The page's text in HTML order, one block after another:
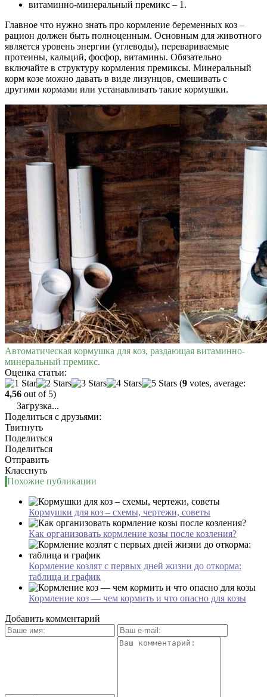
витаминно-минеральный премикс – 1.
Главное что нужно знать про кормление беременных коз –
рацион должен быть полноценным. Основным для животного
является уровень энергии (углеводы), перевариваемые
протеины, кальций, фосфор, витамины. Обязательно
включайте в структуру кормления премиксы. Минеральный
корм козе можно давать в виде лизунцов, смешивать с
другими кормами или устанавливать такие кормушки.
Автоматическая кормушка для коз, раздающая витаминно-
минеральный премикс.
Оценка статьи:
(9 votes, average:
4,56 out of 5)
Загрузка...
Поделиться с друзьями:
Твитнуть
Поделиться
Поделиться
Отправить
Класснуть
Похожие публикации
Кормушки для коз – схемы, чертежи, советы
Как организовать кормление козы после козления?
Кормление козлят с первых дней жизни до откорма:
таблица и график
Кормление коз — чем кормить и что опасно для козы
Добавить комментарий